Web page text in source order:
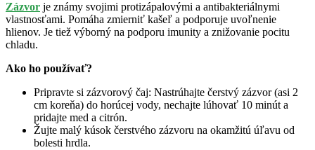
Zázvor je známy svojimi protizápalovými a antibakteriálnymi
vlastnosťami. Pomáha zmierniť kašeľ a podporuje uvoľnenie
hlienov. Je tiež výborný na podporu imunity a znižovanie pocitu
chladu.
Ako ho používať?
Pripravte si zázvorový čaj: Nastrúhajte čerstvý zázvor (asi 2
cm koreňa) do horúcej vody, nechajte lúhovať 10 minút a
pridajte med a citrón.
Žujte malý kúsok čerstvého zázvoru na okamžitú úľavu od
bolesti hrdla.